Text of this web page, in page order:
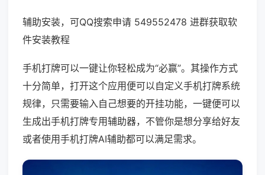
辅助安装，可QQ搜索申请 549552478 进群获取软
件安装教程
手机打牌可以一键让你轻松成为“必赢”。其操作方式
十分简单，打开这个应用便可以自定义手机打牌系统
规律，只需要输入自己想要的开挂功能，一键便可以
生成出手机打牌专用辅助器，不管你是想分享给好友
或者使用手机打牌AI辅助都可以满足需求。